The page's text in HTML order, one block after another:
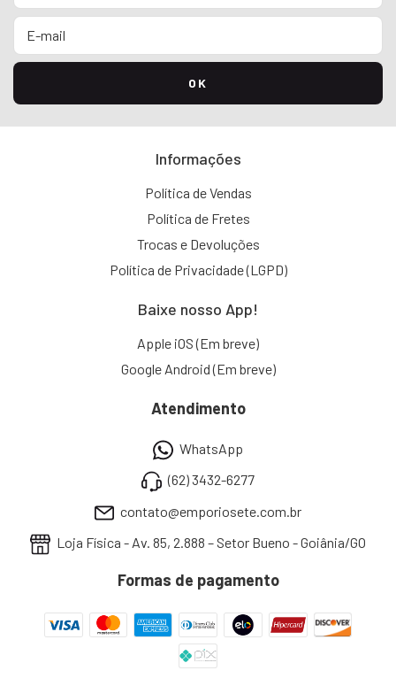
Informações
Política de Vendas
Política de Fretes
Trocas e Devoluções
Política de Privacidade (LGPD)
Baixe nosso App!
Apple iOS (Em breve)
Google Android (Em breve)
Atendimento
WhatsApp
(62) 3432-6277
contato@emporiosete.com.br
Loja Física - Av. 85, 2.888 – Setor Bueno - Goiânia/GO
Formas de pagamento